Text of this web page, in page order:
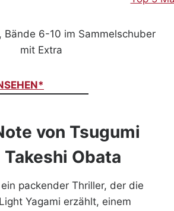
Bände 6-10 im Sammelschuber
mit Extra
von Tsugumi
Obata
ein packender Thriller, der die
Yagami erzählt, einem